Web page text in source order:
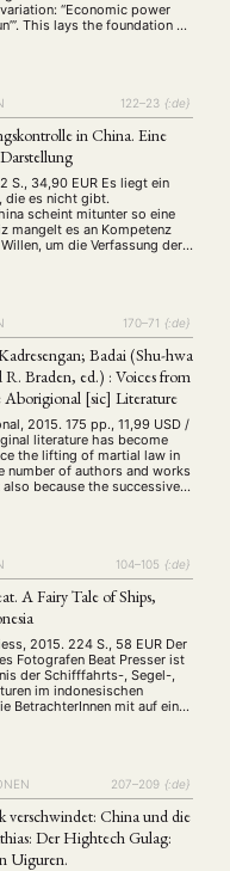
EXPERTISE
MITGLIEDERBEREICH
ASIEN (Zeitschrift)
Globalisation (7)
Literatur (261)
(6) Online (235)
(13) Praktikum
Recht
(36) Sprachkurse
(53) Studium (21)
(500) Tourismus (14)
SPENDEN SIE JETZT!
“Economic power
This lays the foundation of
the economic …
122–23 {:de}
in China. Eine
S., 34,90 EUR Es liegt ein
die es nicht gibt.
scheint mitunter so eine
mangelt es an Kompetenz
um die Verfassung der
rechtsstaatlichen Verfahren
170–71 {:de}
Badai (Shu-hwa
Braden, ed.) : Voices from
Aborigional [sic] Literature
2015. 175 pp., 11,99 USD /
literature has become
the lifting of martial law in
number of authors and works
because the successive
attention to protecting and
104–105 {:de}
A Fairy Tale of Ships,
2015. 224 S., 58 EUR Der
Fotografen Beat Presser ist
der Schifffahrts-, Segel-,
im indonesischen
BetrachterInnen mit auf eine
und in die
die am und mit dem
207–209 {:de}
verschwindet: China und die
Der Hightech Gulag:
Uiguren.